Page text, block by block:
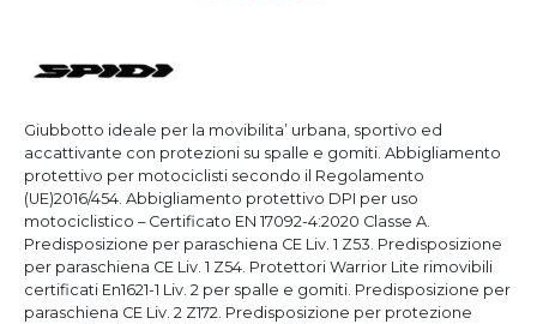
Giubbotto ideale per la movibilita’ urbana, sportivo ed
accattivante con protezioni su spalle e gomiti. Abbigliamento
protettivo per motociclisti secondo il Regolamento
(UE)2016/454. Abbigliamento protettivo DPI per uso
motociclistico – Certificato EN 17092-4:2020 Classe A.
Predisposizione per paraschiena CE Liv. 1 Z53. Predisposizione
per paraschiena CE Liv. 1 Z54. Protettori Warrior Lite rimovibili
certificati En1621-1 Liv. 2 per spalle e gomiti. Predisposizione per
paraschiena CE Liv. 2 Z172. Predisposizione per protezione